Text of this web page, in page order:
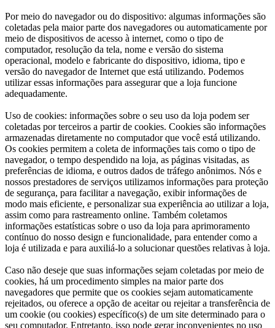
Por meio do navegador ou do dispositivo: algumas informações são
coletadas pela maior parte dos navegadores ou automaticamente por
meio de dispositivos de acesso à internet, como o tipo de
computador, resolução da tela, nome e versão do sistema
operacional, modelo e fabricante do dispositivo, idioma, tipo e
versão do navegador de Internet que está utilizando. Podemos
utilizar essas informações para assegurar que a loja funcione
adequadamente.
Uso de cookies: informações sobre o seu uso da loja podem ser
coletadas por terceiros a partir de cookies. Cookies são informações
armazenadas diretamente no computador que você está utilizando.
Os cookies permitem a coleta de informações tais como o tipo de
navegador, o tempo despendido na loja, as páginas visitadas, as
preferências de idioma, e outros dados de tráfego anônimos. Nós e
nossos prestadores de serviços utilizamos informações para proteção
de segurança, para facilitar a navegação, exibir informações de
modo mais eficiente, e personalizar sua experiência ao utilizar a loja,
assim como para rastreamento online. Também coletamos
informações estatísticas sobre o uso da loja para aprimoramento
contínuo do nosso design e funcionalidade, para entender como a
loja é utilizada e para auxiliá-lo a solucionar questões relativas à loja.
Caso não deseje que suas informações sejam coletadas por meio de
cookies, há um procedimento simples na maior parte dos
navegadores que permite que os cookies sejam automaticamente
rejeitados, ou oferece a opção de aceitar ou rejeitar a transferência de
um cookie (ou cookies) específico(s) de um site determinado para o
seu computador. Entretanto, isso pode gerar inconvenientes no uso